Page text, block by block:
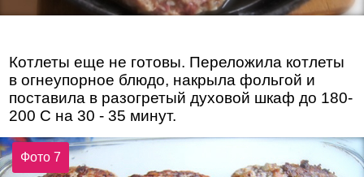
Котлеты еще не готовы. Переложила котлеты
в огнеупорное блюдо, накрыла фольгой и
поставила в разогретый духовой шкаф до 180-
200 С на 30 - 35 минут.
Фото 7